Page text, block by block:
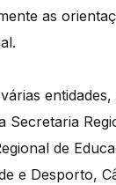
as
Secretaria
de
e Desporto,